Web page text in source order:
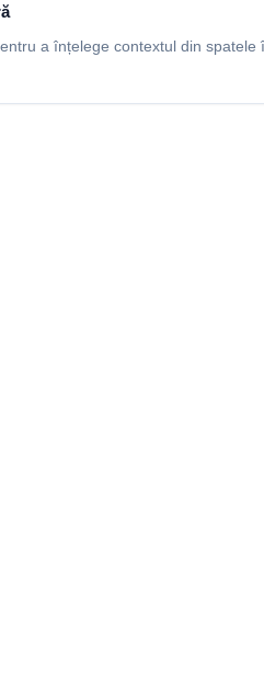
a înțelege contextul din